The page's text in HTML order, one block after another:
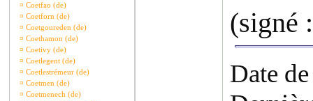
¤ Coetfao (de)
¤ Coetforn (de)
¤ Coetgoureden (de)
¤ Coethamon (de)
¤ Coetivy (de)
¤ Coetlegent (de)
¤ Coetlestrémeur (de)
¤ Coetmen (de)
¤ Coetmenech (de)
(signé
Date